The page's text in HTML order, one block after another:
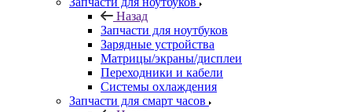
Назад
Запчасти для ноутбуков
Зарядные устройства
Матрицы/экраны/дисплеи
Переходники и кабели
Системы охлаждения
Запчасти для смарт часов